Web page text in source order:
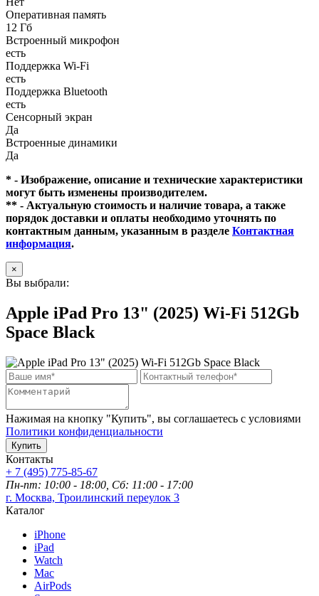
Оперативная память
12 Гб
Встроенный микрофон
есть
Поддержка Wi-Fi
есть
Поддержка Bluetooth
есть
Сенсорный экран
Да
Встроенные динамики
Да
* - Изображение, описание и технические характеристики
могут быть изменены производителем.
** - Актуальную стоимость и наличие товара, а также
порядок доставки и оплаты необходимо уточнять по
контактным данным, указанным в разделе Контактная
информация.
×
Вы выбрали:
Apple iPad Pro 13" (2025) Wi-Fi 512Gb
Space Black
Нажимая на кнопку "Купить", вы соглашаетесь с условиями
Политики конфиденциальности
Купить
Контакты
+ 7 (495) 775-85-67
Пн-пт: 10:00 - 18:00, Сб: 11:00 - 17:00
г. Москва, Троилинский переулок 3
Каталог
iPhone
iPad
Watch
Mac
AirPods